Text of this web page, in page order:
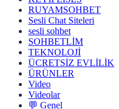
RUYAMSOHBET
Sesli Chat Siteleri
sesli sohbet
SOHBETLİM
TEKNOLOJİ
ÜCRETSİZ EVLİLİK
ÜRÜNLER
Video
Videolar
💬 Genel